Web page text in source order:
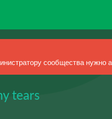
сообщества нужно
tears